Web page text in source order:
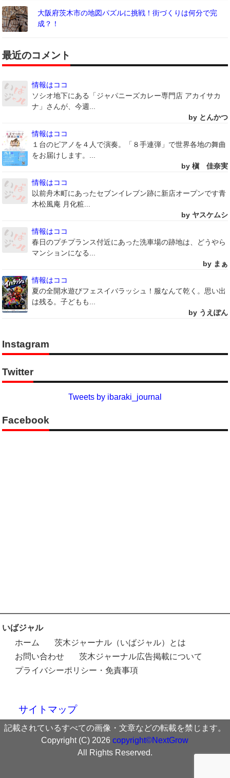
大阪府茨木市の地図パズルに挑戦！街づくりは何分で完
成？！
最近のコメント
情報はココ
ソシオ地下にある「ジャパニーズカレー専門店 アカイサカ
ナ」さんが、今週...
by とんかつ
情報はココ
１台のピアノを４人で演奏。「８手連弾」で世界各地の舞曲
をお届けします。...
by 槇 佳奈実
情報はココ
以前舟木町にあったセブンイレブン跡に新店オープンです青
木松風庵 月化粧...
by ヤスケムシ
情報はココ
春日のプチプランス付近にあった洗車場の跡地は、どうやら
マンションになる...
by まぁ
情報はココ
夏の全開水遊びフェスイバラッシュ！服なんて乾く。思い出
は残る。子どもも...
by うえぽん
Instagram
Twitter
Tweets by ibaraki_journal
Facebook
いばジャル
ホーム
茨木ジャーナル（いばジャル）とは
お問い合わせ
茨木ジャーナル広告掲載について
プライバシーポリシー・免責事項
サイトマップ
記載されているすべての画像・文章などの転載を禁じます。
Copyright (C) 2026copyright©NextGrow
All Rights Reserved.